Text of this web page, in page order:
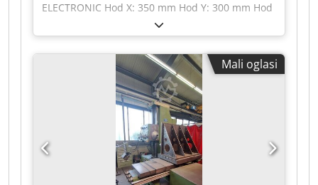
ELECTRONIC Hod X: 350 mm Hod Y: 300 mm Hod
Z: 70 mm Dcjdpfx Aszmx Iwolxsk Rotacija: 8000 /
9500 / 13500 / 20500 / 24000 okretaja u minuti
Stroj se može koristiti za bušenje tiskanih pločica
ili za druge namjene. Strojem se upravljalo
putem računala koje više nije prisutno.
Mogućnost ručnog korištenja Opremljeno s: 1
glodalicom KRESS Napon: 220 V mono Dimenzije
(D x Š x V): 950 x 700 x 700 mm Težina: cca 60 KG
Mali oglasi